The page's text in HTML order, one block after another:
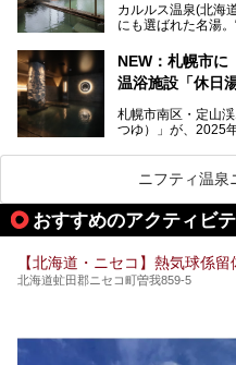
の温泉や料理をは
全貌を徹底的にご
カルルス温泉(北海
にも選ばれた名湯。
豊かな登別温泉と
残る閑静な温泉地
地体験し、カルル
をはじめ、日帰り
NEW：札幌市に
温浴施設「休日
札幌市南区・定山
つゆ）」が、2025
この施設は、温泉
LOUNGE DAYOF
スクラメーション
空間。
今回は、そんな「
ニフティ温泉
おすすめのアクティビ
【北海道・ニセコ】熱気球係
北海道虻田郡ニセコ町曽我859-5